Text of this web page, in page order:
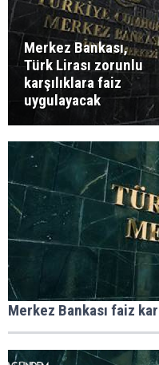
Merkez Bankası,
Türk Lirası zorunlu
karşılıklara faiz
uygulayacak
Merkez Bankası faiz